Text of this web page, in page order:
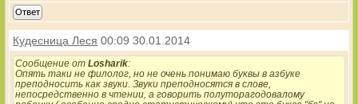
Ответ
Кудесница Леся 00:09 30.01.2014
Сообщение отLosharik:
Опять таки не филолог, но не очень понимаю буквы в азбуке
преподносить как звуки. Звуки преподносятся в слове,
непосредственно в чтении, а говорить полуторагодовалому